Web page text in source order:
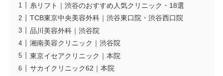
糸リフト｜渋谷のおすすめ人気クリニック・18選
TCB東京中央美容外科｜渋谷東口院・渋谷西口院
品川美容外科｜渋谷院
湘南美容クリニック｜渋谷院
東京イセアクリニック｜本院
サカイクリニック62｜本院